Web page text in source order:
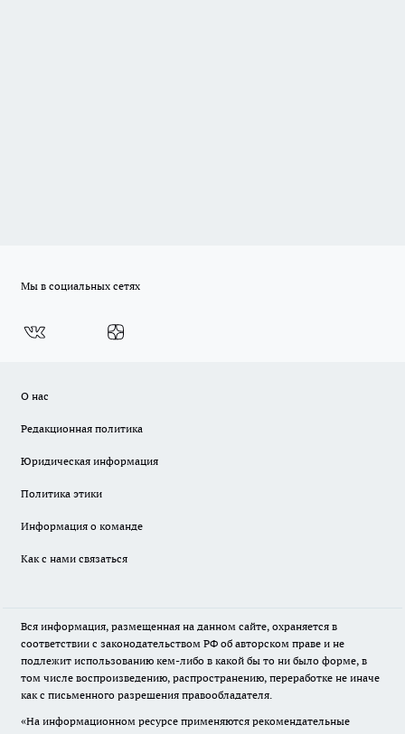
Мы в социальных сетях
О нас
Редакционная политика
Юридическая информация
Политика этики
Информация о команде
Как с нами связаться
Вся информация, размещенная на данном сайте, охраняется в
соответствии с законодательством РФ об авторском праве и не
подлежит использованию кем-либо в какой бы то ни было форме, в
том числе воспроизведению, распространению, переработке не иначе
как с письменного разрешения правообладателя.
«На информационном ресурсе применяются рекомендательные